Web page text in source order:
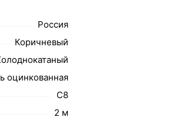
Россия
Коричневый
оцинкованная
С8
2 м